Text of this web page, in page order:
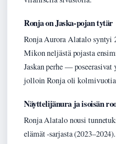
Ronja on Jaska-pojan tytär
Ronja Aurora Alatalo syntyi
Mikon neljästä pojasta
Jaskan perhe — poseerasivat
jolloin Ronja oli
Näyttelijänura ja isoisän
Ronja Alatalo nousi
elämät -sarjasta